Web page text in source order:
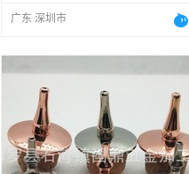
广东 深圳市